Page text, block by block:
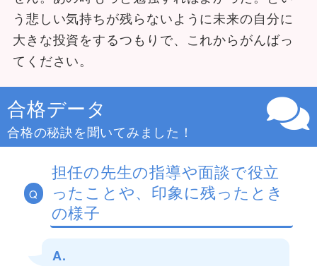
う悲しい気持ちが残らないように未来の自分に
大きな投資をするつもりで、これからがんばっ
てください。
合格データ
合格の秘訣を聞いてみました！
Q
担任の先生の指導や面談で役立
ったことや、印象に残ったとき
の様子
A.